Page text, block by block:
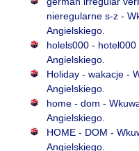
nieregularne s-z -
Angielskiego.
holels000 - hotel000
Angielskiego.
Holiday - wakacje -
Angielskiego.
home - dom -
Angielskiego.
HOME - DOM -
Angielskiego.